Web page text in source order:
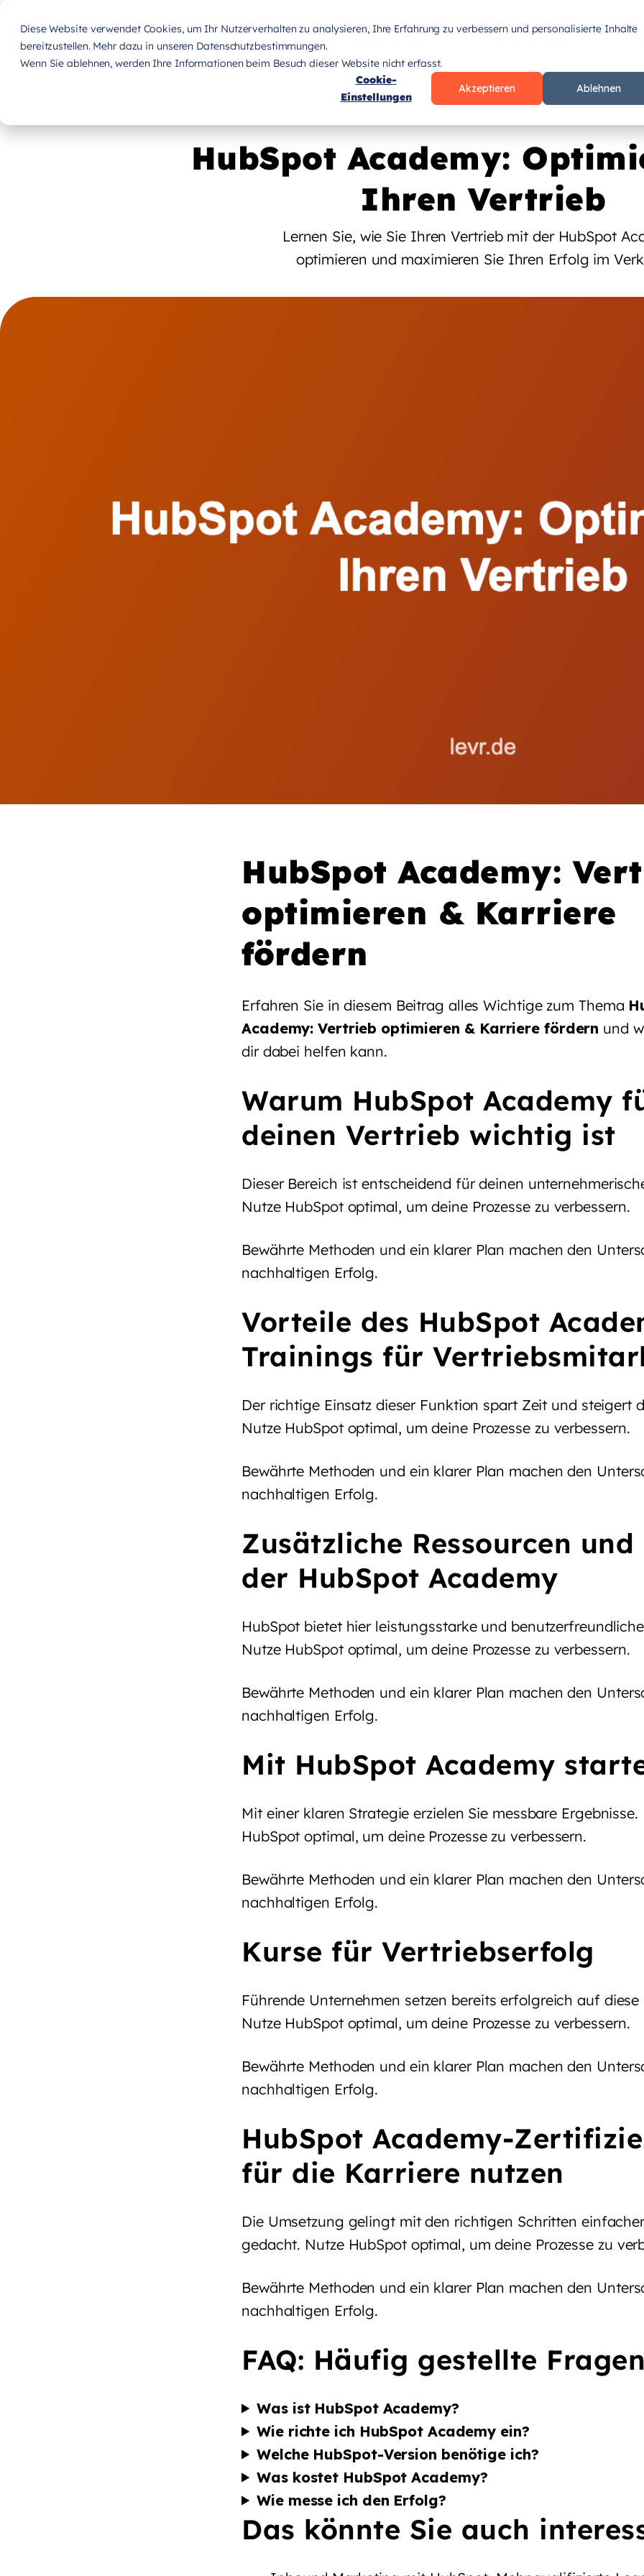
Diese Website verwendet Cookies, um Ihr Nutzerverhalten zu analysieren, Ihre Erfahrung zu verbessern und personalisierte Inhalte
bereitzustellen. Mehr dazu in unseren Datenschutzbestimmungen.
Wenn Sie ablehnen, werden Ihre Informationen beim Besuch dieser Website nicht erfasst.
Cookie-
Einstellungen
Akzeptieren Ablehnen
LEISTUNGEN REFERENZEN
HubSpot Academy:
Ihren Vertrieb
Lernen Sie, wie Sie Ihren Vertrieb mit der HubSpot
optimieren und maximieren Sie Ihren Erfolg im
HubSpot Academy:
optimieren & Karriere
fördern
Erfahren Sie in diesem Beitrag alles Wichtige zum Thema
Academy: Vertrieb optimieren & Karriere fördern und
dir dabei helfen kann.
Warum HubSpot Academy
deinen Vertrieb wichtig ist
Dieser Bereich ist entscheidend für deinen
Nutze HubSpot optimal, um deine Prozesse zu verbessern.
Bewährte Methoden und ein klarer Plan machen den
nachhaltigen Erfolg.
Vorteile des HubSpot
Trainings für
Der richtige Einsatz dieser Funktion spart Zeit und steigert
Nutze HubSpot optimal, um deine Prozesse zu verbessern.
Bewährte Methoden und ein klarer Plan machen den
nachhaltigen Erfolg.
Zusätzliche Ressourcen und
der HubSpot Academy
HubSpot bietet hier leistungsstarke und
Nutze HubSpot optimal, um deine Prozesse zu verbessern.
Bewährte Methoden und ein klarer Plan machen den
nachhaltigen Erfolg.
Mit HubSpot Academy
Mit einer klaren Strategie erzielen Sie messbare Ergebnisse.
HubSpot optimal, um deine Prozesse zu verbessern.
Bewährte Methoden und ein klarer Plan machen den
nachhaltigen Erfolg.
Kurse für Vertriebserfolg
Führende Unternehmen setzen bereits erfolgreich auf diese
Nutze HubSpot optimal, um deine Prozesse zu verbessern.
Bewährte Methoden und ein klarer Plan machen den
nachhaltigen Erfolg.
HubSpot Academy-
für die Karriere nutzen
Die Umsetzung gelingt mit den richtigen Schritten
gedacht. Nutze HubSpot optimal, um deine Prozesse zu
Bewährte Methoden und ein klarer Plan machen den
nachhaltigen Erfolg.
FAQ: Häufig gestellte
Was ist HubSpot Academy?
Wie richte ich HubSpot Academy ein?
Welche HubSpot-Version benötige ich?
Was kostet HubSpot Academy?
Wie messe ich den Erfolg?
Das könnte Sie auch